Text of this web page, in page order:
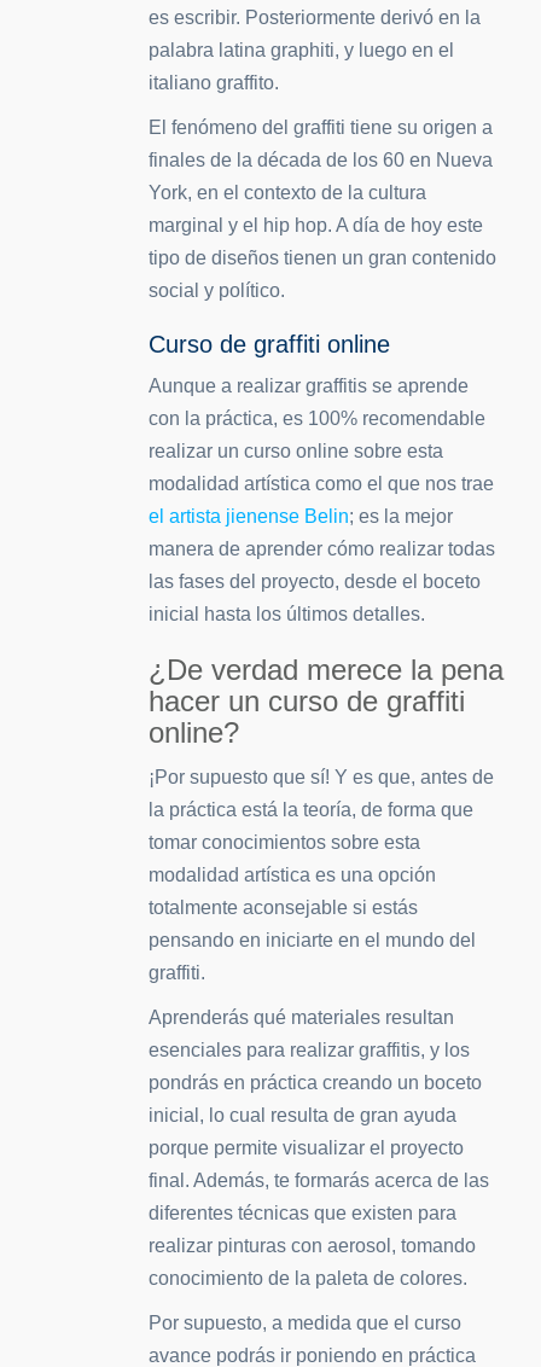
es escribir. Posteriormente derivó en la
palabra latina graphiti, y luego en el
italiano graffito.
El fenómeno del graffiti tiene su origen a
finales de la década de los 60 en Nueva
York, en el contexto de la cultura
marginal y el hip hop. A día de hoy este
tipo de diseños tienen un gran contenido
social y político.
Curso de graffiti online
Aunque a realizar graffitis se aprende
con la práctica, es 100% recomendable
realizar un curso online sobre esta
modalidad artística como el que nos trae
el artista jienense Belin; es la mejor
manera de aprender cómo realizar todas
las fases del proyecto, desde el boceto
inicial hasta los últimos detalles.
¿De verdad merece la pena
hacer un curso de graffiti
online?
¡Por supuesto que sí! Y es que, antes de
la práctica está la teoría, de forma que
tomar conocimientos sobre esta
modalidad artística es una opción
totalmente aconsejable si estás
pensando en iniciarte en el mundo del
graffiti.
Aprenderás qué materiales resultan
esenciales para realizar graffitis, y los
pondrás en práctica creando un boceto
inicial, lo cual resulta de gran ayuda
porque permite visualizar el proyecto
final. Además, te formarás acerca de las
diferentes técnicas que existen para
realizar pinturas con aerosol, tomando
conocimiento de la paleta de colores.
Por supuesto, a medida que el curso
avance podrás ir poniendo en práctica